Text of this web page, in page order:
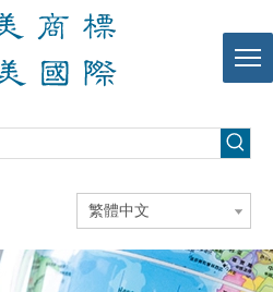
繁體中文